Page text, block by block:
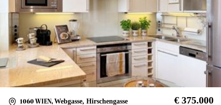
1060 WIEN, Webgasse, Hirschengasse € 375.000